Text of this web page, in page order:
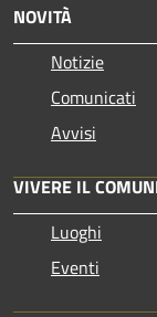
NOVITÀ
Notizie
Comunicati
Avvisi
VIVERE IL
Luoghi
Eventi